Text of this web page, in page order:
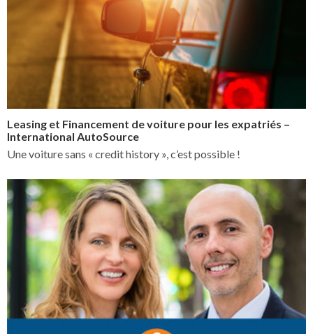
Leasing et Financement de voiture pour les expatriés –
International AutoSource
Une voiture sans « credit history », c’est possible !